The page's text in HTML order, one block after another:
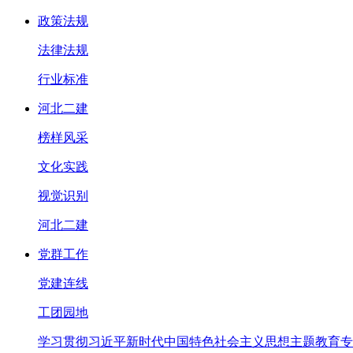
政策法规
法律法规
行业标准
河北二建
榜样风采
文化实践
视觉识别
河北二建
党群工作
党建连线
工团园地
学习贯彻习近平新时代中国特色社会主义思想主题教育